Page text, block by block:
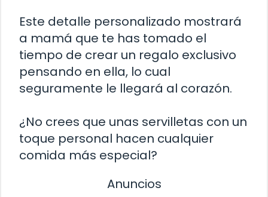
Este detalle personalizado mostrará
a mamá que te has tomado el
tiempo de crear un regalo exclusivo
pensando en ella, lo cual
seguramente le llegará al corazón.
¿No crees que unas servilletas con un
toque personal hacen cualquier
comida más especial?
Anuncios